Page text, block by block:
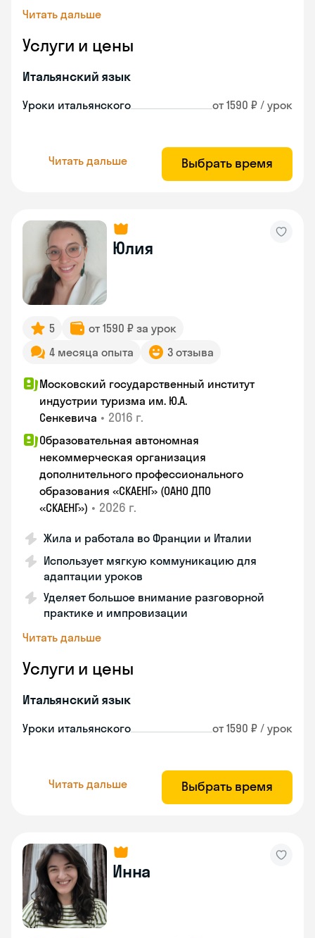
Читать дальше
Услуги и цены
Итальянский язык
Уроки итальянского от 1590 ₽ / урок
Читать дальше Выбрать время
Юлия
5
от 1590 ₽ за урок
4 месяца опыта
3 отзыва
Московский государственный институт
индустрии туризма им. Ю.А.
Сенкевича • 2016 г.
Образовательная автономная
некоммерческая организация
дополнительного профессионального
образования «СКАЕНГ» (ОАНО ДПО
«СКАЕНГ») • 2026 г.
Жила и работала во Франции и Италии
Использует мягкую коммуникацию для
адаптации уроков
Уделяет большое внимание разговорной
практике и импровизации
Читать дальше
Услуги и цены
Итальянский язык
Уроки итальянского от 1590 ₽ / урок
Читать дальше Выбрать время
Инна